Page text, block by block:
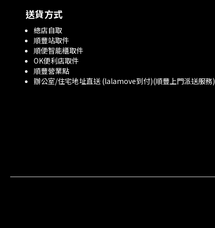
送貨方式
總店自取
順豐站取件
順便智能櫃取件
OK便利店取件
順豐營業點
辦公室/住宅地址直送 (lalamove到付)(順豐上門派送服務)